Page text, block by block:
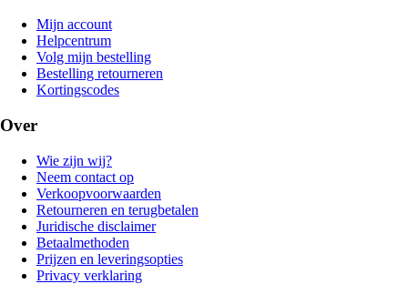
Mijn account
Helpcentrum
Volg mijn bestelling
Bestelling retourneren
Kortingscodes
Over
Wie zijn wij?
Neem contact op
Verkoopvoorwaarden
Retourneren en terugbetalen
Juridische disclaimer
Betaalmethoden
Prijzen en leveringsopties
Privacy verklaring